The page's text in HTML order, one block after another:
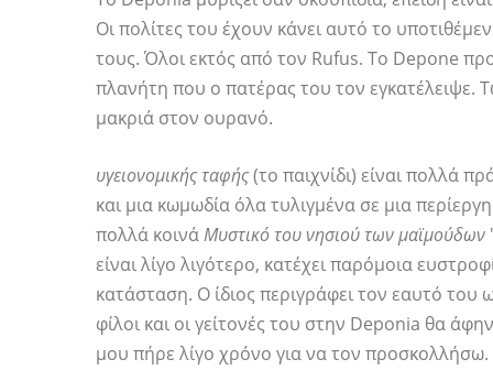
Οι πολίτες του έχουν κάνει αυτό το
τους. Όλοι εκτός από τον Rufus. Το Depone
πλανήτη που ο πατέρας του τον εγκατέλειψε.
μακριά στον ουρανό.
υγειονομικής ταφής(το παιχνίδι) είναι πολλά
και μια κωμωδία όλα τυλιγμένα σε μια
πολλά κοινάΜυστικό του νησιού των μαϊμούδων
είναι λίγο λιγότερο, κατέχει παρόμοια
κατάσταση. Ο ίδιος περιγράφει τον εαυτό
φίλοι και οι γείτονές του στην Deponia θα
μου πήρε λίγο χρόνο για να τον προσκολλήσω.